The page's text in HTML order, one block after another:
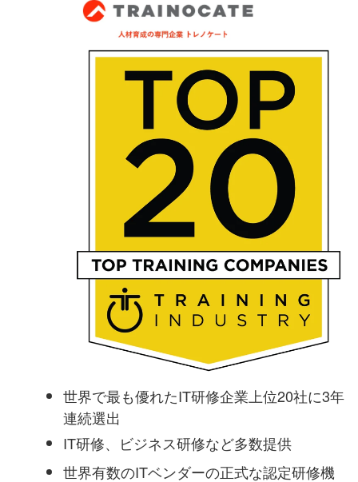
世界で最も優れたIT研修企業上位20社に3年
連続選出
IT研修、ビジネス研修など多数提供
世界有数のITベンダーの正式な認定研修機